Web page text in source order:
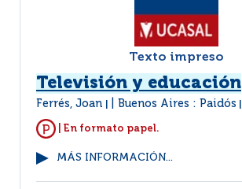
Texto impreso
Televisión y educación
Ferrés, Joan Buenos Aires : Paidós
| En formato papel.
MÁS INFORMACIÓN...